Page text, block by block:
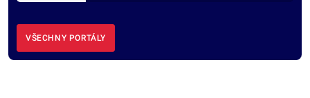
VŠECHNY PORTÁLY